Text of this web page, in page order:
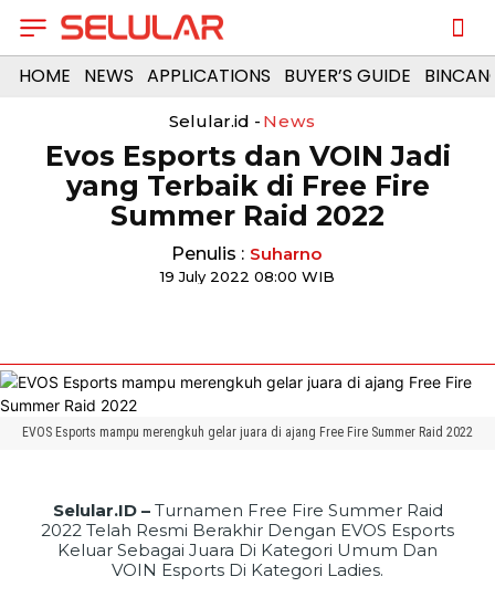
HOME NEWS APPLICATIONS BUYER’S GUIDE
Selular.id - News
Evos Esports dan VOIN Jadi
yang Terbaik di Free Fire
Summer Raid 2022
Penulis : Suharno
19 July 2022 08:00 WIB
EVOS Esports mampu merengkuh gelar juara di ajang Free Fire Summer Raid 2022
Selular.ID –Turnamen Free Fire Summer Raid
2022 Telah Resmi Berakhir Dengan EVOS Esports
Keluar Sebagai Juara Di Kategori Umum Dan
VOIN Esports Di Kategori Ladies.